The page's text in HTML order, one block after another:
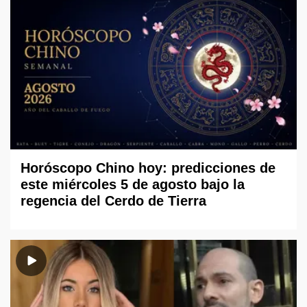
Horóscopo Chino hoy: predicciones de
este miércoles 5 de agosto bajo la
regencia del Cerdo de Tierra